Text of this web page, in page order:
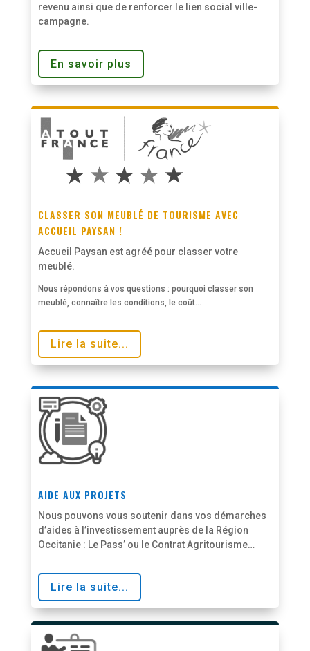
revenu ainsi que de renforcer le lien social ville-
campagne.
En savoir plus
CLASSER SON MEUBLÉ DE TOURISME AVEC
ACCUEIL PAYSAN !
Accueil Paysan est agréé pour classer votre
meublé.
Nous répondons à vos questions : pourquoi classer son
meublé, connaître les conditions, le coût…
Lire la suite...
AIDE AUX PROJETS
Nous pouvons vous soutenir dans vos démarches
d’aides à l’investissement auprès de la Région
Occitanie : Le Pass’ ou le Contrat Agritourisme…
Lire la suite...